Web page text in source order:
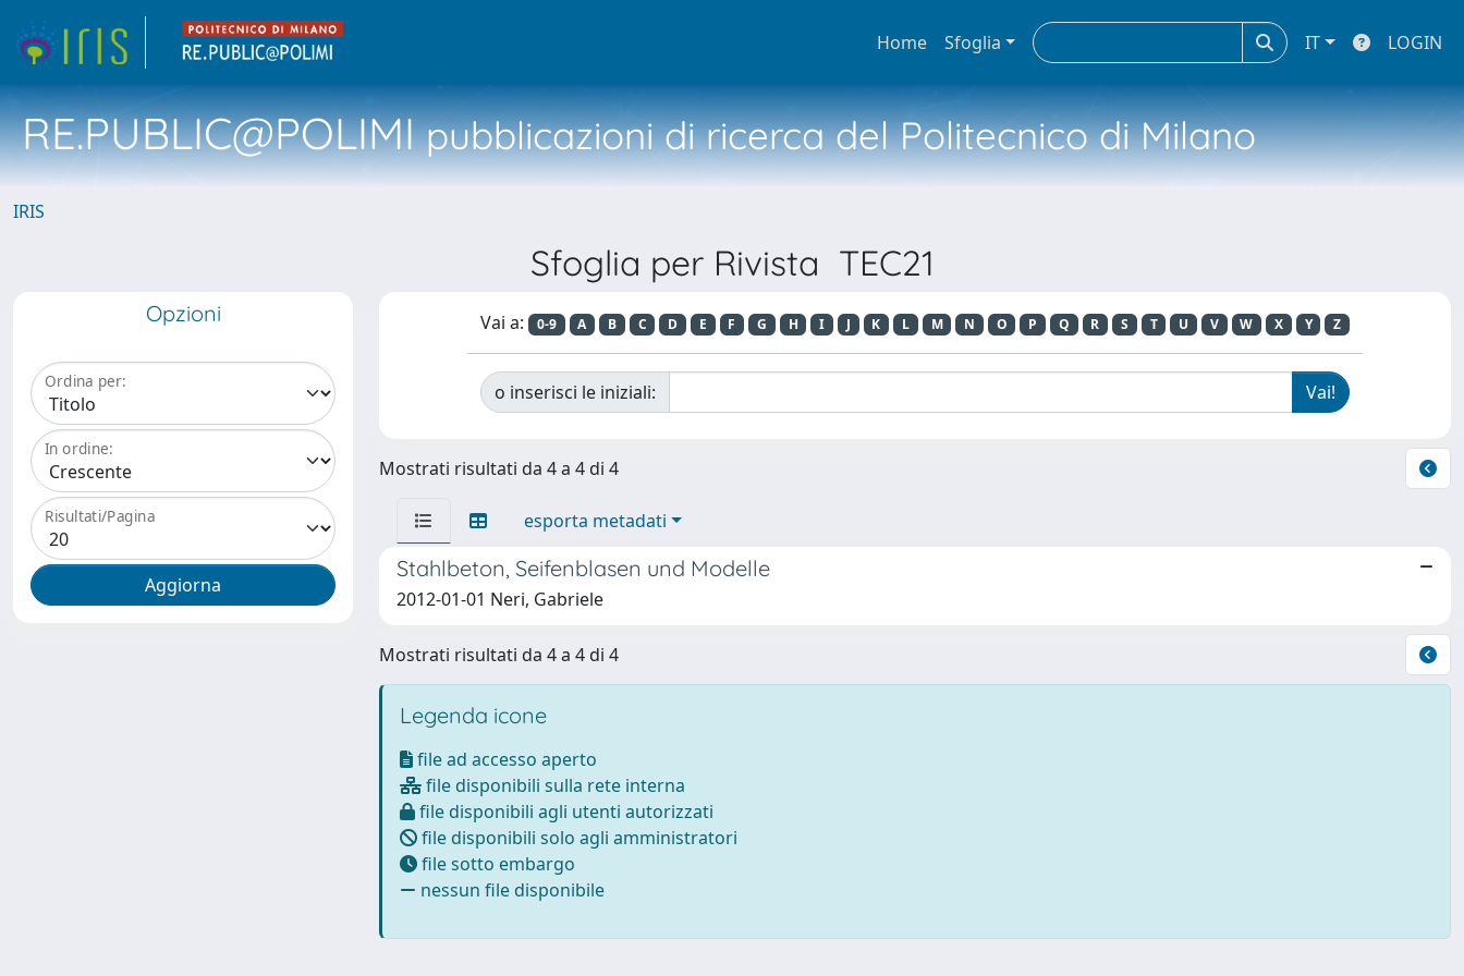
Home Sfoglia IT LOGIN
RE.PUBLIC@POLIMIpubblicazioni di ricerca del Politecnico di Milano
IRIS
Sfoglia per Rivista TEC21
Opzioni
Ordina per:
In ordine:
Risultati/Pagina
Vai a: 0-9 A B C D E F G H I J K L M N O P Q R S T U V W X Y Z
o inserisci le iniziali:
Mostrati risultati da 4 a 4 di 4
esporta metadati
Stahlbeton, Seifenblasen und Modelle
2012-01-01 Neri, Gabriele
Mostrati risultati da 4 a 4 di 4
Legenda icone
file ad accesso aperto
file disponibili sulla rete interna
file disponibili agli utenti autorizzati
file disponibili solo agli amministratori
file sotto embargo
nessun file disponibile